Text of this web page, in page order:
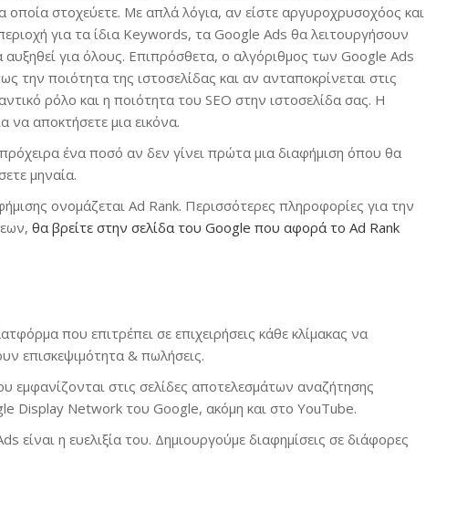
στοχεύετε. Με απλά λόγια, αν είστε αργυροχρυσοχόος και
για τα ίδια Keywords, τα Google Ads θα λειτουργήσουν
για όλους. Επιπρόσθετα, ο αλγόριθμος των Google Ads
ποιότητα της ιστοσελίδας και αν ανταποκρίνεται στις
ρόλο και η ποιότητα του SEO στην ιστοσελίδα σας. Η
να αποκτήσετε μια εικόνα.
ένα ποσό αν δεν γίνει πρώτα μια διαφήμιση όπου θα
μηναία.
ονομάζεται Ad Rank. Περισσότερες πληροφορίες για την
θα βρείτε στην σελίδα του Google που αφορά το Ad Rank
που επιτρέπει σε επιχειρήσεις κάθε κλίμακας να
επισκεψιμότητα & πωλήσεις.
εμφανίζονται στις σελίδες αποτελεσμάτων αναζήτησης
Display Network του Google, ακόμη και στο YouTube.
η ευελιξία του. Δημιουργούμε διαφημίσεις σε διάφορες